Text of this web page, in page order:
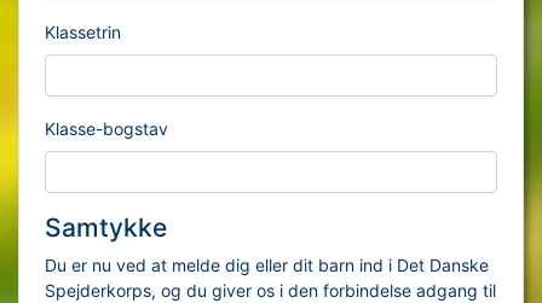
Klassetrin
Klasse-bogstav
Samtykke
Du er nu ved at melde dig eller dit barn ind i Det Danske
Spejderkorps, og du giver os i den forbindelse adgang til